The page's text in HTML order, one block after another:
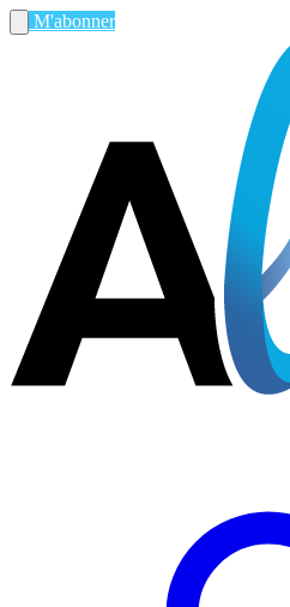
M'abonner